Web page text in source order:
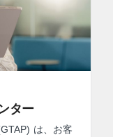
ター
は、お客